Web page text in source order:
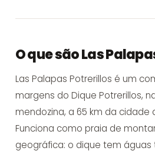
O que são Las
Las Palapas Potrerillos é um
margens do Dique Potrerillos,
mendozina, a 65 km da cidade
Funciona como praia de
geográfica: o dique tem